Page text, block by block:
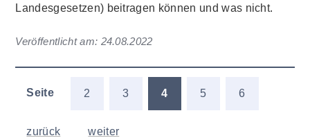
Landesgesetzen) beitragen können und was nicht.
Veröffentlicht am: 24.08.2022
Seite 2 3 4 5 6
zurück weiter